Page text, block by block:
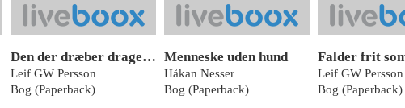
Den der dræber dragen - 2. Bind
Leif GW Persson
Bog (Paperback)
Menneske uden hund
Håkan Nesser
Bog (Paperback)
Leif GW Persson
Bog (Paperback)